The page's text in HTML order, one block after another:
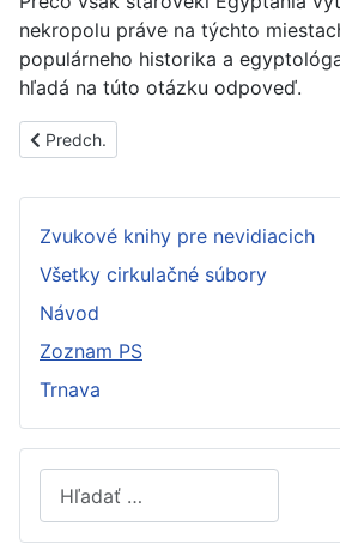
nekropolu práve na týchto
populárneho historika a
hľadá na túto otázku odpoveď.
Predchádzajúci článok: PS1547A
Predch.
Zvukové knihy pre nevidiacich
Všetky cirkulačné súbory
Návod
Zoznam PS
Trnava
Hľadať
Type 2 or more characters for